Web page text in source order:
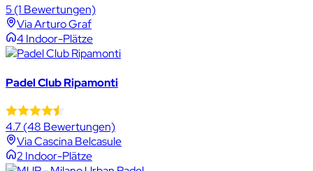
5(1 Bewertungen)
Via Arturo Graf
4 Indoor-Plätze
Padel Club Ripamonti
4.7(48 Bewertungen)
Via Cascina Belcasule
2 Indoor-Plätze